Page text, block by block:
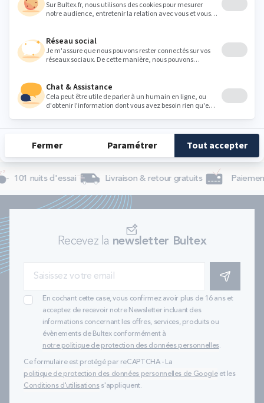
Mercredi 09:30 - 12:00 14:00 - 19:00
Vendredi
Samedi 09:30 - 12:00 14:00 - 19:00
Dimanche
101 nuits d'essai Livraison & retour gratuits
Recevez la newsletter Bultex
S'INSCRIRE
En cochant cette case, vous confirmez avoir plus de 16 ans et
acceptez de recevoir notre Newsletter incluant des
informations concernant les offres, services, produits ou
évènements de Bultex conformément à
notre politique de protection des données personnelles.
Ce formulaire est protégé par reCAPTCHA - La
politique de protection des données personnelles de Googleet les
Conditions d'utilisationss'appliquent.